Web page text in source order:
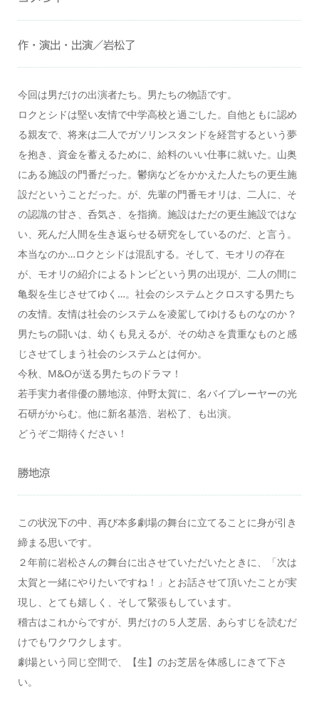
作・演出・出演／岩松了
今回は男だけの出演者たち。男たちの物語です。
ロクとシドは堅い友情で中学高校と過ごした。自他ともに認め
る親友で、将来は二人でガソリンスタンドを経営するという夢
を抱き、資金を蓄えるために、給料のいい仕事に就いた。山奥
にある施設の門番だった。鬱病などをかかえた人たちの更生施
設だということだった。が、先輩の門番モオリは、二人に、そ
の認識の甘さ、呑気さ、を指摘。施設はただの更生施設ではな
い、死んだ人間を生き返らせる研究をしているのだ、と言う。
本当なのか…ロクとシドは混乱する。そして、モオリの存在
が、モオリの紹介によるトンビという男の出現が、二人の間に
亀裂を生じさせてゆく…。社会のシステムとクロスする男たち
の友情。友情は社会のシステムを凌駕してゆけるものなのか？
男たちの闘いは、幼くも見えるが、その幼さを貴重なものと感
じさせてしまう社会のシステムとは何か。
今秋、M&Oが送る男たちのドラマ！
若手実力者俳優の勝地涼、仲野太賀に、名バイプレーヤーの光
石研がからむ。他に新名基浩、岩松了、も出演。
どうぞご期待ください！
勝地涼
この状況下の中、再び本多劇場の舞台に立てることに身が引き
締まる思いです。
２年前に岩松さんの舞台に出させていただいたときに、「次は
太賀と一緒にやりたいですね！」とお話させて頂いたことが実
現し、とても嬉しく、そして緊張もしています。
稽古はこれからですが、男だけの５人芝居、あらすじを読むだ
けでもワクワクします。
劇場という同じ空間で、【生】のお芝居を体感しにきて下さ
い。